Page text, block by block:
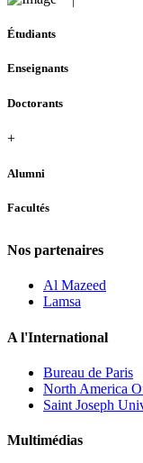
Étudiants
Enseignants
Doctorants
+
Alumni
Facultés
Nos partenaires
Al Mazeed
Lamsa
A l'International
Bureau de Paris
North America
Saint Joseph
Multimédias